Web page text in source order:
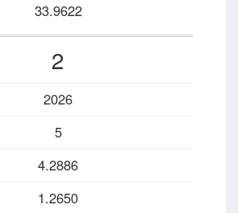
33.9622
2
2026
5
4.2886
1.2650